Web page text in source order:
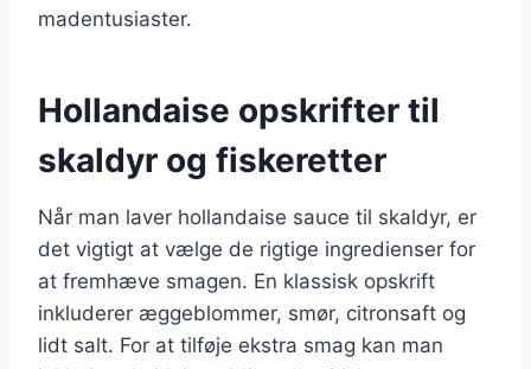
madentusiaster.
Hollandaise opskrifter til
skaldyr og fiskeretter
Når man laver hollandaise sauce til skaldyr, er
det vigtigt at vælge de rigtige ingredienser for
at fremhæve smagen. En klassisk opskrift
inkluderer æggeblommer, smør, citronsaft og
lidt salt. For at tilføje ekstra smag kan man